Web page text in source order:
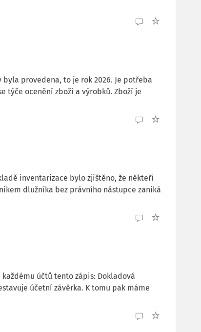
provedena, to je rok 2026. Je potřeba
týče ocenění zboží a výrobků. Zboží je
inventarizace bylo zjištěno, že někteří
dlužníka bez právního nástupce zaniká
účtů tento zápis: Dokladová
účetní závěrka. K tomu pak máme